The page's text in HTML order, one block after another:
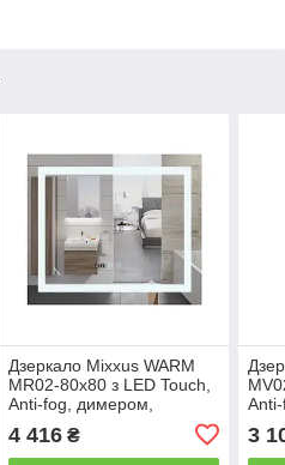
Дзеркало Mixxus WARM
MR02-80x80 з LED Touch,
Anti-fog, димером,
регулюванням яскравості,
годинником (MI6934)
4 416₴ 3